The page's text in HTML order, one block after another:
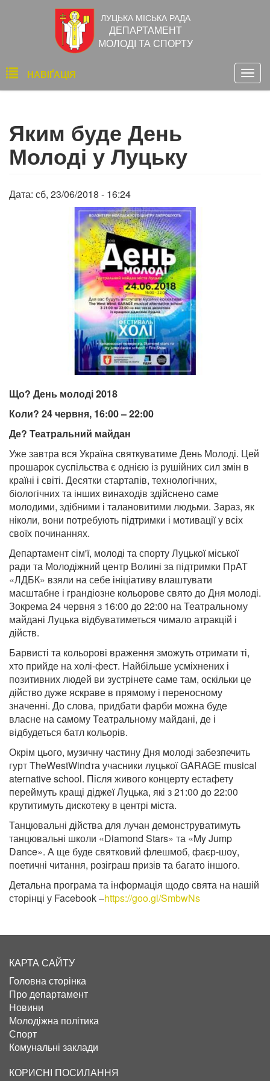
ЛУЦЬКА МІСЬКА РАДА
ДЕПАРТАМЕНТ
МОЛОДІ ТА СПОРТУ
Основна
навіґація
НАВІҐАЦІЯ
Яким буде День
Молоді у Луцьку
Дата: сб, 23/06/2018 - 16:24
Що? День молоді 2018
Коли? 24 червня, 16:00 – 22:00
Де? Театральний майдан
Уже завтра вся Україна святкуватиме День Молоді. Цей
прошарок суспільства є однією із рушійних сил змін в
країні і світі. Десятки стартапів, технологічних,
біологічних та інших винаходів здійснено саме
молодими, здібними і талановитими людьми. Зараз, як
ніколи, вони потребують підтримки і мотивації у всіх
своїх починаннях.
Департамент сім'ї, молоді та спорту Луцької міської
ради та Молодіжний центр Волині за підтримки ПрАТ
«ЛДБК» взяли на себе ініціативу влаштувати
масштабне і грандіозне кольорове свято до Дня молоді.
Зокрема 24 червня з 16:00 до 22:00 на Театральному
майдані Луцька відбуватиметься чимало атракцій і
дійств.
Барвисті та кольорові враження зможуть отримати ті,
хто прийде на холі-фест. Найбільше усміхнених і
позитивних людей ви зустрінете саме там, оскільки це
дійство дуже яскраве в прямому і переносному
значенні. До слова, придбати фарби можна буде
власне на самому Театральному майдані, де і
відбудеться батл кольорів.
Окрім цього, музичну частину Дня молоді забезпечить
гурт TheWestWindта учасники луцької GARAGE musical
aternative school. Після живого концерту естафету
переймуть кращі діджеї Луцька, які з 21:00 до 22:00
крутитимуть дискотеку в центрі міста.
Танцювальні дійства для лучан демонструватимуть
танцювальні школи «Diamond Stars» та «My Jump
Dance». А ще буде святковий флешмоб, фаєр-шоу,
поетичні читання, розіграш призів та багато іншого.
Детальна програма та інформація щодо свята на нашій
сторінці у Facebook –https://goo.gl/SmbwNs
КАРТА САЙТУ
Головна сторінка
Про департамент
Новини
Молодіжна політика
Спорт
Комунальні заклади
КОРИСНІ ПОСИЛАННЯ